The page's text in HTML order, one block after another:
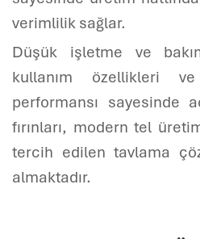
verimlilik sağlar.
Düşük işletme ve
kullanım özellikleri
performansı sayesinde
fırınları, modern tel
tercih edilen tavlama
almaktadır.